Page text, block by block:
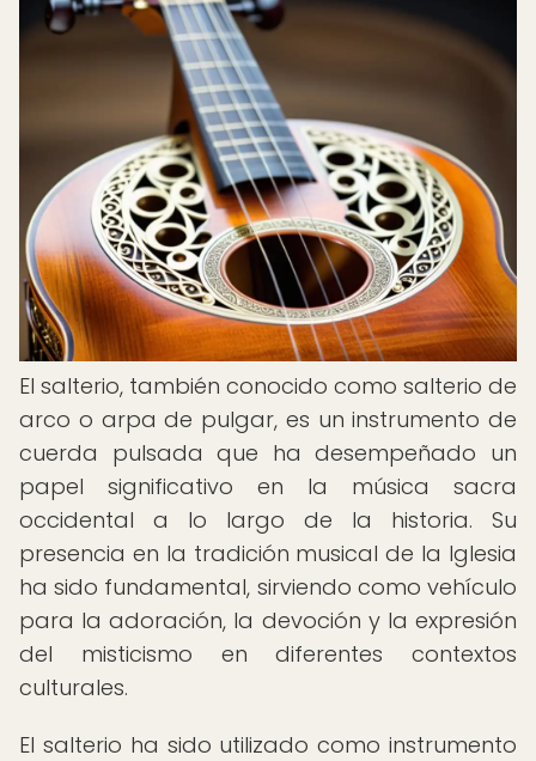
El salterio, también conocido como salterio de
arco o arpa de pulgar, es un instrumento de
cuerda pulsada que ha desempeñado un
papel significativo en la música sacra
occidental a lo largo de la historia. Su
presencia en la tradición musical de la Iglesia
ha sido fundamental, sirviendo como vehículo
para la adoración, la devoción y la expresión
del misticismo en diferentes contextos
culturales.
El salterio ha sido utilizado como instrumento